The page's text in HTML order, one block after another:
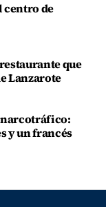
centro de
que
Lanzarote
narcotráfico:
y un francés